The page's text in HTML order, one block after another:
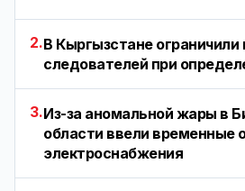
2.В Кыргызстане
следователей при
3.Из-за аномальной жары в
области ввели временные
электроснабжения